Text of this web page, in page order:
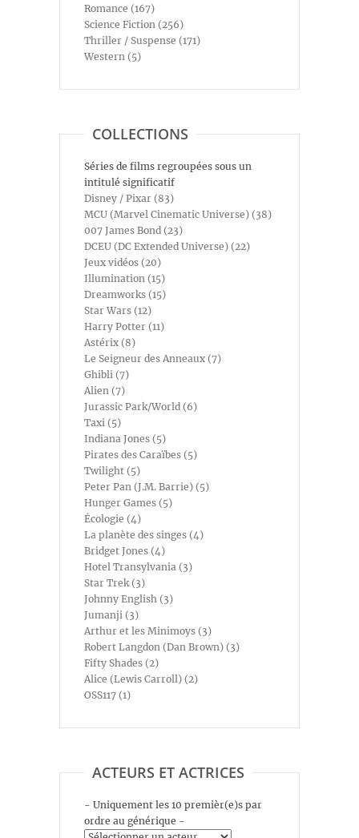
Romance (167)
Science Fiction (256)
Thriller / Suspense (171)
Western (5)
COLLECTIONS
Séries de films regroupées sous un
intitulé significatif
Disney / Pixar (83)
MCU (Marvel Cinematic Universe) (38)
007 James Bond (23)
DCEU (DC Extended Universe) (22)
Jeux vidéos (20)
Illumination (15)
Dreamworks (15)
Star Wars (12)
Harry Potter (11)
Astérix (8)
Le Seigneur des Anneaux (7)
Ghibli (7)
Alien (7)
Jurassic Park/World (6)
Taxi (5)
Indiana Jones (5)
Pirates des Caraïbes (5)
Twilight (5)
Peter Pan (J.M. Barrie) (5)
Hunger Games (5)
Écologie (4)
La planète des singes (4)
Bridget Jones (4)
Hotel Transylvania (3)
Star Trek (3)
Johnny English (3)
Jumanji (3)
Arthur et les Minimoys (3)
Robert Langdon (Dan Brown) (3)
Fifty Shades (2)
Alice (Lewis Carroll) (2)
OSS117 (1)
ACTEURS ET ACTRICES
- Uniquement les 10 premièr(e)s par
ordre au générique -